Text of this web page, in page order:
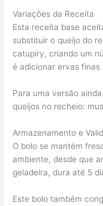
Variações da Receita
Esta receita base
substituir o queijo do
catupiry, criando um
é adicionar ervas finas
Para uma versão
queijos no recheio:
Armazenamento e
O bolo se mantém
ambiente, desde que
geladeira, dura até 5
Este bolo também